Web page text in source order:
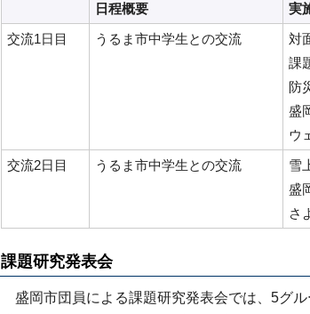
日程概要
実
交流1日目
うるま市中学生との交流
対
課
防
盛
ウ
交流2日目
うるま市中学生との交流
雪
盛
さ
課題研究発表会
盛岡市団員による課題研究発表会では、5グ